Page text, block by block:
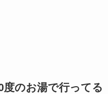
のお湯で行ってる